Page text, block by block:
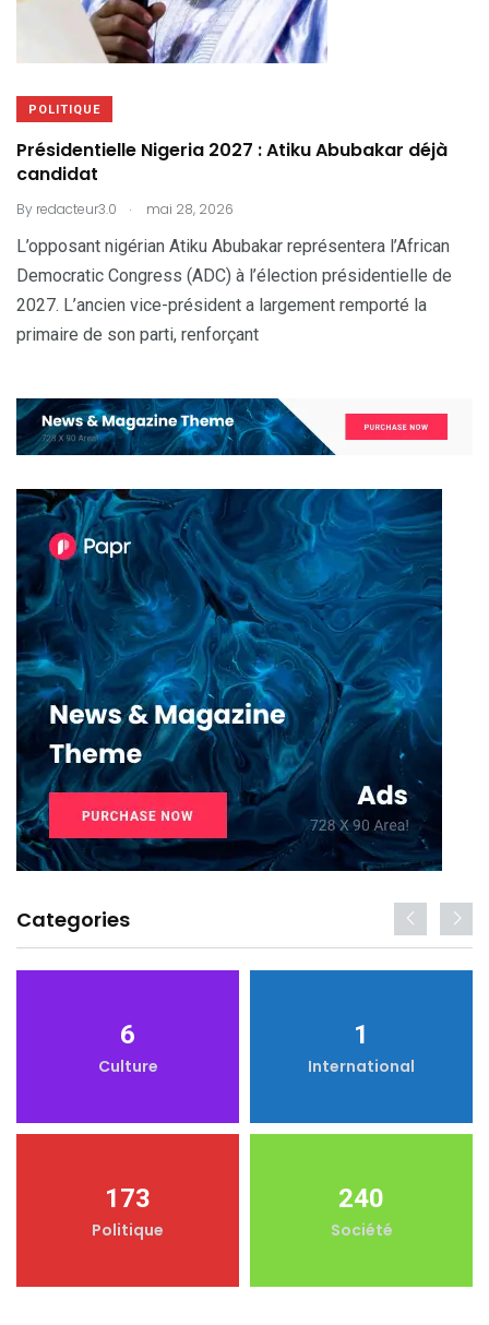
POLITIQUE
Présidentielle Nigeria 2027 : Atiku Abubakar déjà
candidat
By redacteur3.0 . mai 28, 2026
L’opposant nigérian Atiku Abubakar représentera l’African
Democratic Congress (ADC) à l’élection présidentielle de
2027. L’ancien vice-président a largement remporté la
primaire de son parti, renforçant
Categories
6
Culture
1
International
173
Politique
240
Société